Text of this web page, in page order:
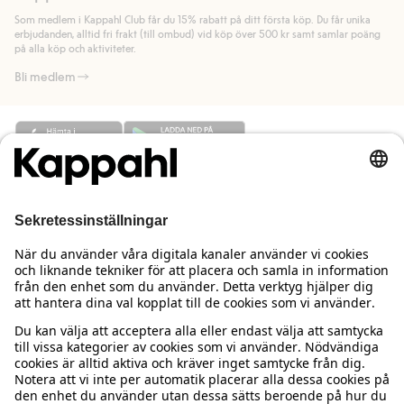
Läs mer
Läs mer
Som medlem i Kappahl Club får du 15% rabatt på ditt första köp. Du får unika
erbjudanden, alltid fri frakt (till ombud) vid köp över 500 kr samt samlar poäng
på alla köp och aktiviteter.
Bli medlem
Behöver du hjälp?
Kundservice
Vanliga frågor
Beställning & retur
Kappahl Club
Logga in
Kappahl Club
Om oss
Om Kappahl Group
Villkor & policy